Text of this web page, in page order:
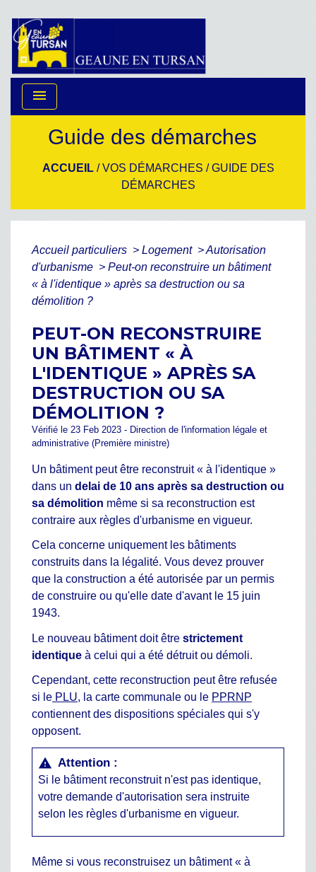
menu
Guide des démarches
ACCUEIL/VOS DÉMARCHES /GUIDE DES
DÉMARCHES
Accueil particuliers > Logement >Autorisation
d'urbanisme > Peut-on reconstruire un bâtiment
« à l'identique » après sa destruction ou sa
démolition ?
PEUT-ON RECONSTRUIRE
UN BÂTIMENT « À
L'IDENTIQUE » APRÈS SA
DESTRUCTION OU SA
DÉMOLITION ?
Vérifié le 23 Feb 2023 - Direction de l'information légale et
administrative (Première ministre)
Un bâtiment peut être reconstruit « à l'identique »
dans un delai de 10 ans après sa destruction ou
sa démolition même si sa reconstruction est
contraire aux règles d'urbanisme en vigueur.
Cela concerne uniquement les bâtiments
construits dans la légalité. Vous devez prouver
que la construction a été autorisée par un permis
de construire ou qu'elle date d'avant le 15 juin
1943.
Le nouveau bâtiment doit être strictement
identique à celui qui a été détruit ou démoli.
Cependant, cette reconstruction peut être refusée
si le PLU, la carte communale ou le PPRNP
contiennent des dispositions spéciales qui s'y
opposent.
warning Attention :
Si le bâtiment reconstruit n'est pas identique,
votre demande d'autorisation sera instruite
selon les règles d'urbanisme en vigueur.
Même si vous reconstruisez un bâtiment « à